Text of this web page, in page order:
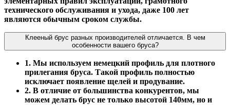
технического обслуживания и ухода, даже 100 лет
являются обычным сроком службы.
Клееный брус разных производителей отличается. В чем
особенности вашего бруса?
1. Мы используем немецкий профиль для плотного
прилегания бруса. Такой профиль полностью
исключает появление щелей и продувание.
2. В отличие от большинства конкурентов, мы
можем делать брус не только высотой 140мм, но и